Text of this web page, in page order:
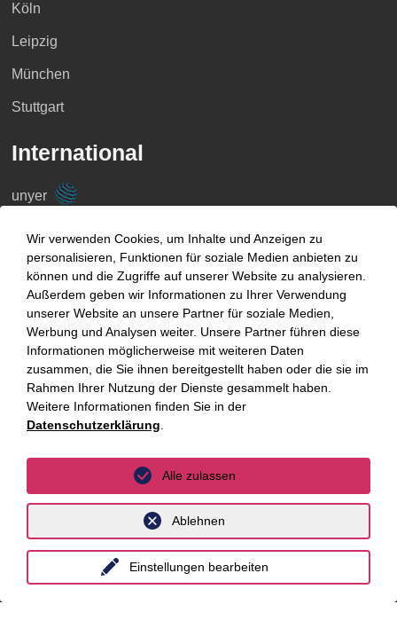
Köln
Leipzig
München
Stuttgart
International
unyer
China
Großbritannien
Indien
Indonesien
Malaysia
Myanmar
Singapur
Thailand
Vietnam
Wir verwenden Cookies, um Inhalte und Anzeigen zu
personalisieren, Funktionen für soziale Medien anbieten zu
können und die Zugriffe auf unserer Website zu analysieren.
Außerdem geben wir Informationen zu Ihrer Verwendung
unserer Website an unsere Partner für soziale Medien,
Werbung und Analysen weiter. Unsere Partner führen diese
Informationen möglicherweise mit weiteren Daten
zusammen, die Sie ihnen bereitgestellt haben oder die sie im
Rahmen Ihrer Nutzung der Dienste gesammelt haben.
Weitere Informationen finden Sie in der
Datenschutzerklärung
Einstellungen bearbeiten
Ablehnen
Alle zulassen